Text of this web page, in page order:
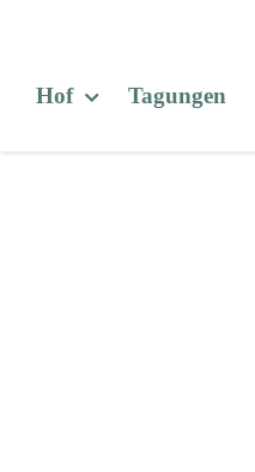
Hof Tagungen